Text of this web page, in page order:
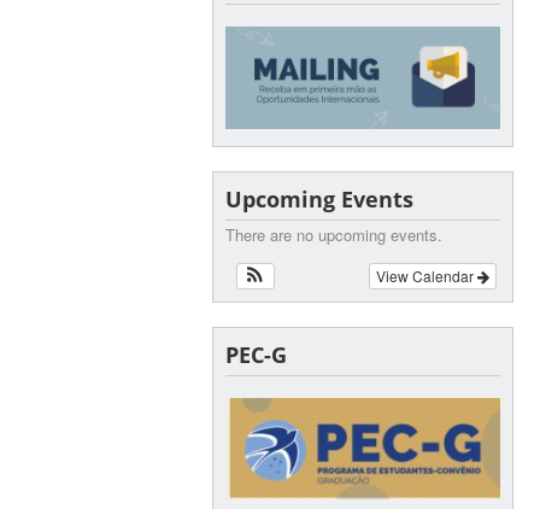
Upcoming Events
There are no upcoming events.
View Calendar
PEC-G